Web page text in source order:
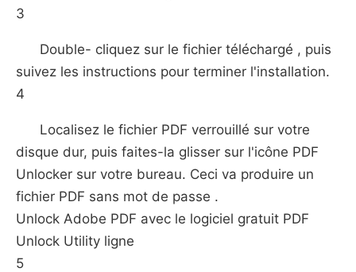
3
Double- cliquez sur le fichier téléchargé , puis
suivez les instructions pour terminer l'installation.
4
Localisez le fichier PDF verrouillé sur votre
disque dur, puis faites-la glisser sur l'icône PDF
Unlocker sur votre bureau. Ceci va produire un
fichier PDF sans mot de passe .
Unlock Adobe PDF avec le logiciel gratuit PDF
Unlock Utility ligne
5